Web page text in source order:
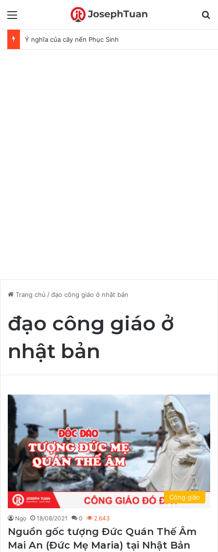
Ý nghĩa của cây nến Phục Sinh
Trang chủ /đạo công giáo ở nhật bản
đạo công giáo ở
nhật bản
Công giáo
Ngọ 18/08/2021 0 2.643
Nguồn gốc tượng Đức Quán Thế Âm
Mai An (Đức Mẹ Maria) tại Nhật Bản